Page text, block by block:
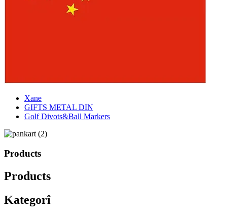
Xane
GIFTS METAL DIN
Golf Divots&Ball Markers
Products
Products
Kategorî